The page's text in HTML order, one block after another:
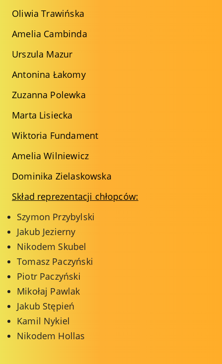
Oliwia Trawińska
Amelia Cambinda
Urszula Mazur
Antonina Łakomy
Zuzanna Polewka
Marta Lisiecka
Wiktoria Fundament
Amelia Wilniewicz
Dominika Zielaskowska
Skład reprezentacji chłopców:
Szymon Przybylski
Jakub Jezierny
Nikodem Skubel
Tomasz Paczyński
Piotr Paczyński
Mikołaj Pawlak
Jakub Stępień
Kamil Nykiel
Nikodem Hollas